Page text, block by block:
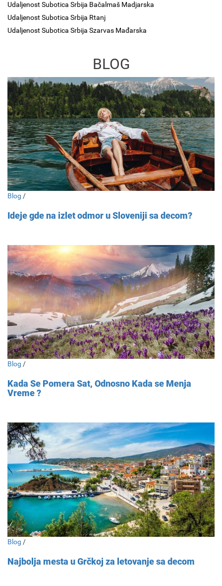
Udaljenost Subotica Srbija Bačalmaš Madjarska
Udaljenost Subotica Srbija Rtanj
Udaljenost Subotica Srbija Szarvas Mađarska
BLOG
Blog /
Ideje gde na izlet odmor u Sloveniji sa decom?
Blog /
Kada Se Pomera Sat, Odnosno Kada se Menja
Vreme ?
Blog /
Najbolja mesta u Grčkoj za letovanje sa decom